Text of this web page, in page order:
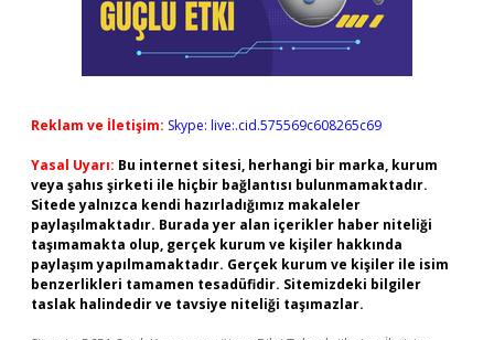
Reklam ve İletişim: Skype: live:.cid.575569c608265c69
Yasal Uyarı: Bu internet sitesi, herhangi bir marka, kurum
veya şahıs şirketi ile hiçbir bağlantısı bulunmamaktadır.
Sitede yalnızca kendi hazırladığımız makaleler
paylaşılmaktadır. Burada yer alan içerikler haber niteliği
taşımamakta olup, gerçek kurum ve kişiler hakkında
paylaşım yapılmamaktadır. Gerçek kurum ve kişiler ile isim
benzerlikleri tamamen tesadüfidir. Sitemizdeki bilgiler
taslak halindedir ve tavsiye niteliği taşımazlar.